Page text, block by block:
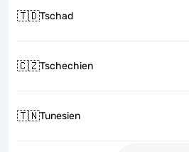
🇹🇩Tschad
🇨🇿Tschechien
🇹🇳Tunesien